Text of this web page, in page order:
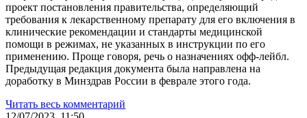
проект постановления правительства, определяющий
требования к лекарственному препарату для его включения в
клинические рекомендации и стандарты медицинской
помощи в режимах, не указанных в инструкции по его
применению. Проще говоря, речь о назначениях офф-лейбл.
Предыдущая редакция документа была направлена на
доработку в Минздрав России в феврале этого года.
Читать весь комментарий